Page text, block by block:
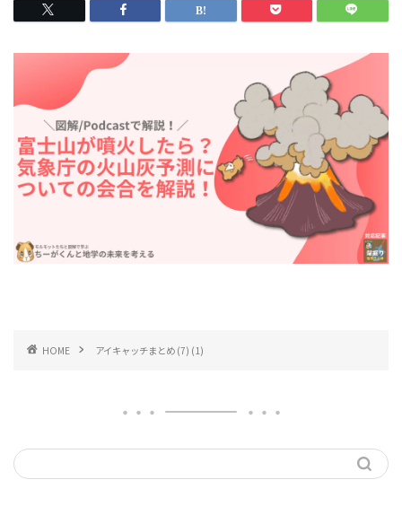
HOME アイキャッチまとめ (7) (1)